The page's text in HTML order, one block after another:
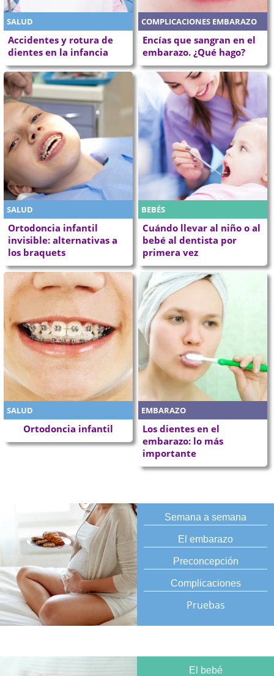
SALUD
Accidentes y rotura de
dientes en la infancia
COMPLICACIONES EMBARAZO
Encías que sangran en el
embarazo. ¿Qué hago?
SALUD
Ortodoncia infantil
invisible: alternativas a
los braquets
BEBÉS
Cuándo llevar al niño o al
bebé al dentista por
primera vez
SALUD
Ortodoncia infantil
EMBARAZO
Los dientes en el
embarazo: lo más
importante
Semana a semana
El embarazo
Preconcepción
Complicaciones
Pruebas
El bebé